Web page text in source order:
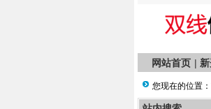
网站首页 |
您现在的位置：